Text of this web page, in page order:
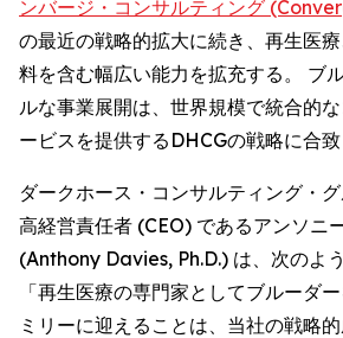
ンバージ・コンサルティング
の最近の戦略的拡大に続き、再生医
料を含む幅広い能力を拡充する。 ブ
ルな事業展開は、世界規模で統合的
ービスを提供するDHCGの戦略に合致
ダークホース・コンサルティング・
高経営責任者 (CEO) であるアンソニ
(Anthony Davies, Ph.D.) は、次のよ
「再生医療の専門家としてブルーダ
ミリーに迎えることは、当社の戦略